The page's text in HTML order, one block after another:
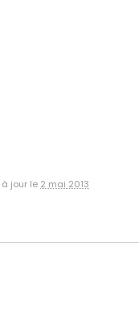
à jour le 2 mai 2013